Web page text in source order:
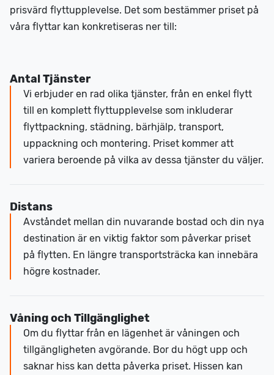
prisvärd flyttupplevelse. Det som bestämmer priset på
våra flyttar kan konkretiseras ner till:
Antal Tjänster
Vi erbjuder en rad olika tjänster, från en enkel flytt
till en komplett flyttupplevelse som inkluderar
flyttpackning, städning, bärhjälp, transport,
uppackning och montering. Priset kommer att
variera beroende på vilka av dessa tjänster du väljer.
Distans
Avståndet mellan din nuvarande bostad och din nya
destination är en viktig faktor som påverkar priset
på flytten. En längre transportsträcka kan innebära
högre kostnader.
Våning och Tillgänglighet
Om du flyttar från en lägenhet är våningen och
tillgängligheten avgörande. Bor du högt upp och
saknar hiss kan detta påverka priset. Hissen kan